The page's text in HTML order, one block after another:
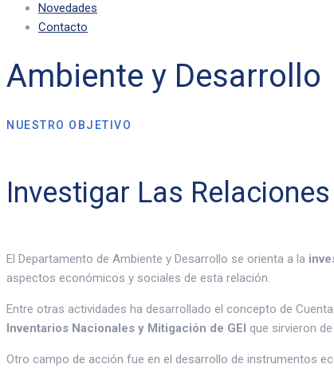
Novedades
Contacto
Ambiente y Desarrollo
NUESTRO OBJETIVO
Investigar Las
El Departamento de Ambiente y Desarrollo se orienta a la
aspectos económicos y sociales de esta relación.
Entre otras actividades ha desarrollado el concepto de
Inventarios Nacionales y Mitigación de GEI que sirvieron
Otro campo de acción fue en el desarrollo de instrumentos